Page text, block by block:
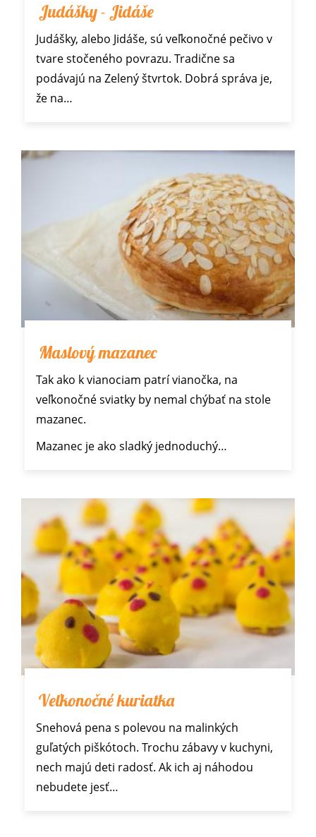
Judášky - Jidáše
Judášky, alebo Jidáše, sú veľkonočné pečivo v
tvare stočeného povrazu. Tradične sa
podávajú na Zelený štvrtok. Dobrá správa je,
že na…
Maslový mazanec
Tak ako k vianociam patrí vianočka, na
veľkonočné sviatky by nemal chýbať na stole
mazanec.
Mazanec je ako sladký jednoduchý…
Veľkonočné kuriatka
Snehová pena s polevou na malinkých
guľatých piškótoch. Trochu zábavy v kuchyni,
nech majú deti radosť. Ak ich aj náhodou
nebudete jesť…